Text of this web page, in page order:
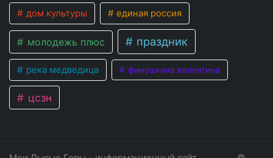
дом культуры единая россия
молодежь плюс праздник
река медведица фимушкина валентина
цсзн